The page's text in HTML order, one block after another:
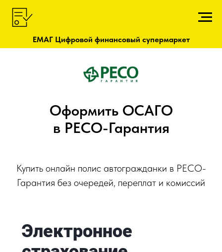
ЕМАГ Цифровой финансовый супермаркет
Оформить ОСАГО
в РЕСО-Гарантия
Купить онлайн полис автогражданки в РЕСО-
Гарантия без очередей, переплат и комиссий